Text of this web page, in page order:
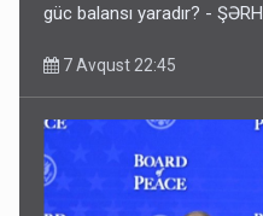
güc balansı yaradır? - ŞƏRH
7 Avqust 22:45